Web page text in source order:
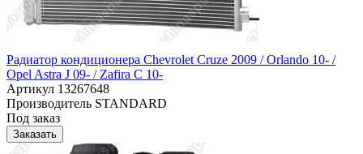
Радиатор кондиционера Chevrolet Cruze 2009 / Orlando 10- /
Opel Astra J 09- / Zafira C 10-
Артикул 13267648
Производитель STANDARD
Под заказ
Заказать